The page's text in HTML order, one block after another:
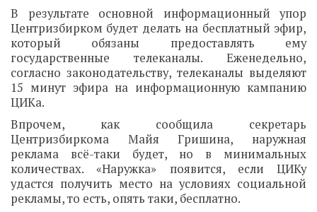
В результате основной информационный упор
Центризбирком будет делать на бесплатный эфир,
который обязаны предоставлять ему
государственные телеканалы. Еженедельно,
согласно законодательству, телеканалы выделяют
15 минут эфира на информационную кампанию
ЦИКа.
Впрочем, как сообщила секретарь
Центризбиркома Майя Гришина, наружная
реклама всё-таки будет, но в минимальных
количествах. «Наружка» появится, если ЦИКу
удастся получить место на условиях социальной
рекламы, то есть, опять таки, бесплатно.